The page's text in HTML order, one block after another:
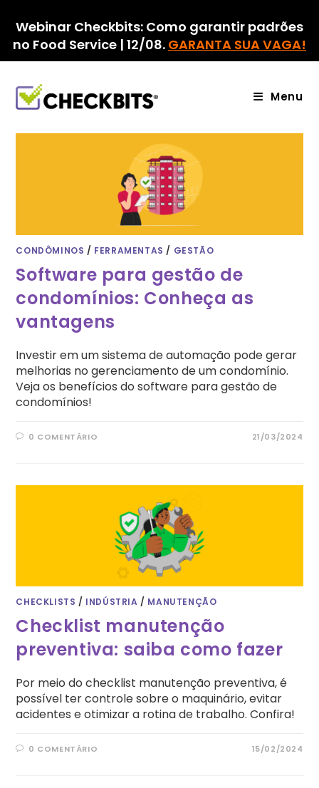
para
conteúdo
Webinar Checkbits: Como garantir padrões
no Food Service | 12/08. GARANTA SUA VAGA!
Menu
CONDÔMINOS / FERRAMENTAS / GESTÃO
Software para gestão de
condomínios: Conheça as
vantagens
Investir em um sistema de automação pode gerar
melhorias no gerenciamento de um condomínio.
Veja os benefícios do software para gestão de
condomínios!
0 COMENTÁRIO 21/03/2024
CHECKLISTS / INDÚSTRIA / MANUTENÇÃO
Checklist manutenção
preventiva: saiba como fazer
Por meio do checklist manutenção preventiva, é
possível ter controle sobre o maquinário, evitar
acidentes e otimizar a rotina de trabalho. Confira!
0 COMENTÁRIO 15/02/2024